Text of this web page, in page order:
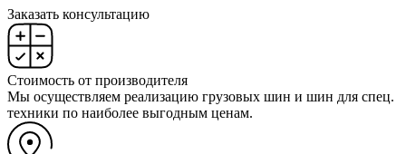
Заказать консультацию
Стоимость от производителя
Мы осуществляем реализацию грузовых шин и шин для спец.
техники по наиболее выгодным ценам.